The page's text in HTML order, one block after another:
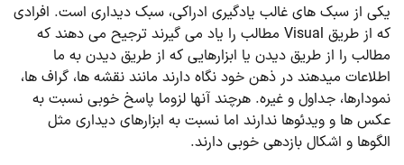
یکی از سبک های غالب یادگیری ادراکی، سبک دیداری است. افرادی
که از طریق Visual مطالب را یاد می گیرند ترجیح می دهند که
مطالب را از طریق دیدن یا ابزارهایی که از طریق دیدن به ما
اطلاعات میدهند در ذهن خود نگاه دارند مانند نقشه ها، گراف ها،
نمودارها، جداول و غیره. هرچند آنها لزوما پاسخ خوبی نسبت به
عکس ها و ویدئوها ندارند اما نسبت به ابزارهای دیداری مثل
الگوها و اشکال بازدهی خوبی دارند.